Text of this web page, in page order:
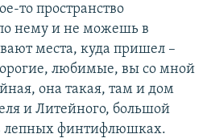
то пространство
нему и не можешь в
места, куда пришел –
любимые, вы со мной
она такая, там и дом
и Литейного, большой
лепных финтифлюшках.